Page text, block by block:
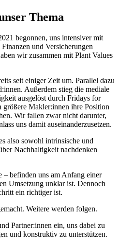
Thema
begonnen, uns intensiver mit
und Versicherungen
wir zusammen mit Plant Values
seit einiger Zeit um. Parallel dazu
Außerdem stieg die mediale
ausgelöst durch Fridays for
größere Makler:innen ihre Position
Wir fallen zwar nicht darunter,
uns damit auseinanderzusetzen.
also sowohl intrinsische und
Nachhaltigkeit nachdenken
– befinden uns am Anfang einer
Umsetzung unklar ist. Dennoch
ein richtiger ist.
Weitere werden folgen.
Partner:innen ein, uns dabei zu
und konstruktiv zu unterstützen.